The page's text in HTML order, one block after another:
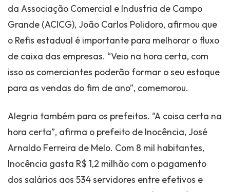
da Associação Comercial e Industria de Campo
Grande (ACICG), João Carlos Polidoro, afirmou que
o Refis estadual é importante para melhorar o fluxo
de caixa das empresas. “Veio na hora certa, com
isso os comerciantes poderão formar o seu estoque
para as vendas do fim de ano”, comemorou.
Alegria também para os prefeitos. “A coisa certa na
hora certa”, afirma o prefeito de Inocência, José
Arnaldo Ferreira de Melo. Com 8 mil habitantes,
Inocência gasta R$ 1,2 milhão com o pagamento
dos salários aos 534 servidores entre efetivos e